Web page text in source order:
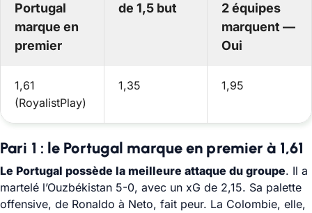
Portugal
marque en
premier
de 1,5 but
2 équipes
marquent —
Oui
1,61
(RoyalistPlay)
1,35 1,95
Pari 1 : le Portugal marque en premier à 1,61
Le Portugal possède la meilleure attaque du groupe. Il a
martelé l’Ouzbékistan 5-0, avec un xG de 2,15. Sa palette
offensive, de Ronaldo à Neto, fait peur. La Colombie, elle,